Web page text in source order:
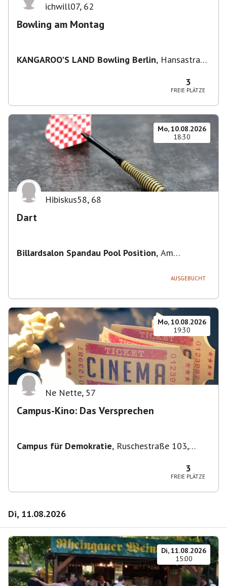
ichwill07, 62
Bowling am Montag
KANGAROO'S LAND Bowling Berlin, Hansastraße
3
FREIE PLÄTZE
Mo, 10.08.2026
18:30
Hibiskus58, 68
Dart
Billardsalon Spandau Pool Position, Am
AUSGEBUCHT
Mo, 10.08.2026
19:30
Ne Nette, 57
Campus-Kino: Das Versprechen
Campus für Demokratie, Ruschestraße 103,
3
FREIE PLÄTZE
Di, 11.08.2026
Di, 11.08.2026
15:00